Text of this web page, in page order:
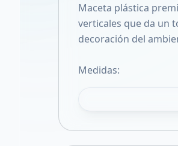
Maceta plástica
verticales que da un
decoración del
Medidas: